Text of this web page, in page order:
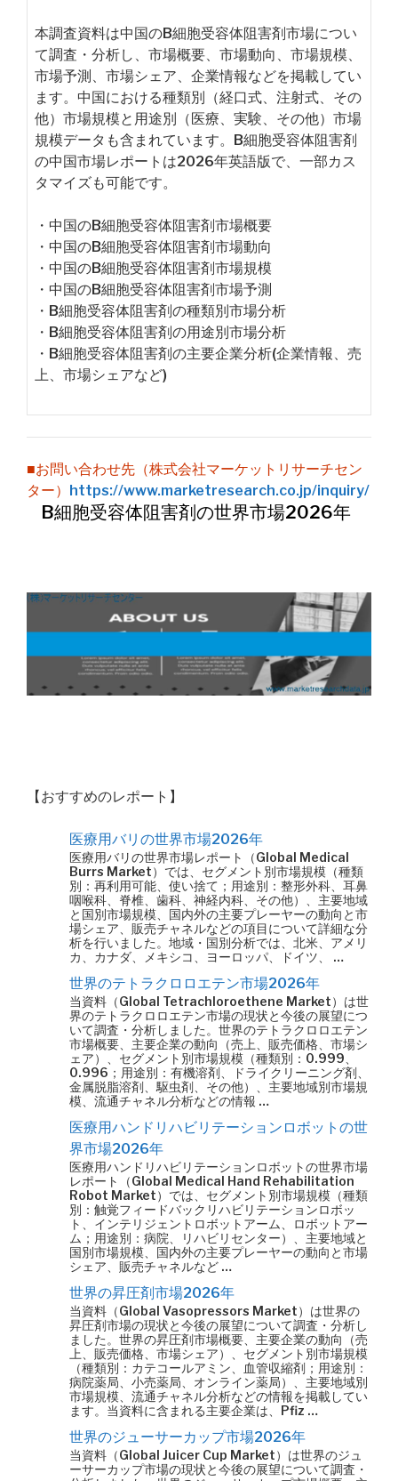
本調査資料は中国のB細胞受容体阻害剤市場につい
て調査・分析し、市場概要、市場動向、市場規模、
市場予測、市場シェア、企業情報などを掲載してい
ます。中国における種類別（経口式、注射式、その
他）市場規模と用途別（医療、実験、その他）市場
規模データも含まれています。B細胞受容体阻害剤
の中国市場レポートは2026年英語版で、一部カス
タマイズも可能です。
・中国のB細胞受容体阻害剤市場概要
・中国のB細胞受容体阻害剤市場動向
・中国のB細胞受容体阻害剤市場規模
・中国のB細胞受容体阻害剤市場予測
・B細胞受容体阻害剤の種類別市場分析
・B細胞受容体阻害剤の用途別市場分析
・B細胞受容体阻害剤の主要企業分析(企業情報、売
上、市場シェアなど)
■お問い合わせ先（株式会社マーケットリサーチセン
ター） https://www.marketresearch.co.jp/inquiry/
B細胞受容体阻害剤の世界市場2026年
【おすすめのレポート】
医療用バリの世界市場2026年
医療用バリの世界市場レポート（Global Medical
Burrs Market）では、セグメント別市場規模（種類
別：再利用可能、使い捨て；用途別：整形外科、耳鼻
咽喉科、脊椎、歯科、神経内科、その他）、主要地域
と国別市場規模、国内外の主要プレーヤーの動向と市
場シェア、販売チャネルなどの項目について詳細な分
析を行いました。地域・国別分析では、北米、アメリ
カ、カナダ、メキシコ、ヨーロッパ、ドイツ、 …
世界のテトラクロロエテン市場2026年
当資料（Global Tetrachloroethene Market）は世
界のテトラクロロエテン市場の現状と今後の展望につ
いて調査・分析しました。世界のテトラクロロエテン
市場概要、主要企業の動向（売上、販売価格、市場シ
ェア）、セグメント別市場規模（種類別：0.999、
0.996；用途別：有機溶剤、ドライクリーニング剤、
金属脱脂溶剤、駆虫剤、その他）、主要地域別市場規
模、流通チャネル分析などの情報 …
医療用ハンドリハビリテーションロボットの世
界市場2026年
医療用ハンドリハビリテーションロボットの世界市場
レポート（Global Medical Hand Rehabilitation
Robot Market）では、セグメント別市場規模（種類
別：触覚フィードバックリハビリテーションロボッ
ト、インテリジェントロボットアーム、ロボットアー
ム；用途別：病院、リハビリセンター）、主要地域と
国別市場規模、国内外の主要プレーヤーの動向と市場
シェア、販売チャネルなど …
世界の昇圧剤市場2026年
当資料（Global Vasopressors Market）は世界の
昇圧剤市場の現状と今後の展望について調査・分析し
ました。世界の昇圧剤市場概要、主要企業の動向（売
上、販売価格、市場シェア）、セグメント別市場規模
（種類別：カテコールアミン、血管収縮剤；用途別：
病院薬局、小売薬局、オンライン薬局）、主要地域別
市場規模、流通チャネル分析などの情報を掲載してい
ます。当資料に含まれる主要企業は、Pfiz …
世界のジューサーカップ市場2026年
当資料（Global Juicer Cup Market）は世界のジュ
ーサーカップ市場の現状と今後の展望について調査・